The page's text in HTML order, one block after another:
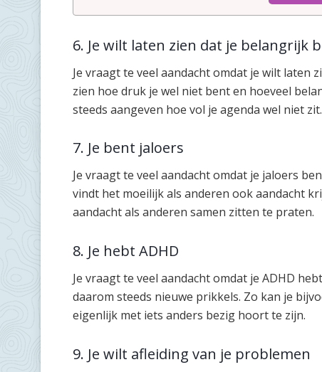
6. Je wilt laten zien dat je belangrijk
Je vraagt te veel aandacht omdat je wilt laten
zien hoe druk je wel niet bent en hoeveel
steeds aangeven hoe vol je agenda wel niet zit.
7. Je bent jaloers
Je vraagt te veel aandacht omdat je jaloers
vindt het moeilijk als anderen ook aandacht
aandacht als anderen samen zitten te praten.
8. Je hebt ADHD
Je vraagt te veel aandacht omdat je ADHD
daarom steeds nieuwe prikkels. Zo kan je
eigenlijk met iets anders bezig hoort te zijn.
9. Je wilt afleiding van je problemen